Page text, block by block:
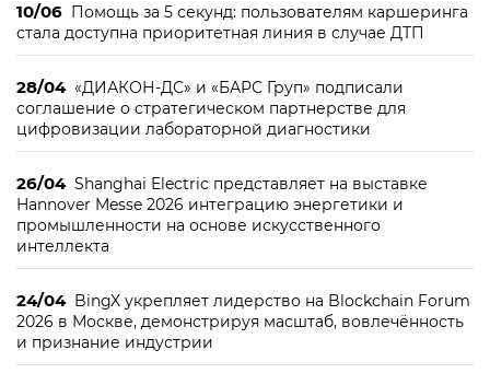
10/06 Помощь за 5 секунд: пользователям каршеринга
стала доступна приоритетная линия в случае ДТП
28/04 «ДИАКОН-ДС» и «БАРС Груп» подписали
соглашение о стратегическом партнерстве для
цифровизации лабораторной диагностики
26/04 Shanghai Electric представляет на выставке
Hannover Messe 2026 интеграцию энергетики и
промышленности на основе искусственного
интеллекта
24/04 BingX укрепляет лидерство на Blockchain Forum
2026 в Москве, демонстрируя масштаб, вовлечённость
и признание индустрии